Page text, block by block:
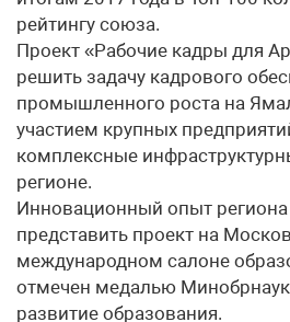
рейтингу союза.
Проект «Рабочие кадры для
решить задачу кадрового
промышленного роста на
участием крупных
комплексные
регионе.
Инновационный опыт
представить проект на
международном салоне
отмечен медалью
развитие образования.